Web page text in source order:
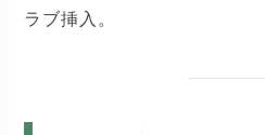
ラブ挿入。